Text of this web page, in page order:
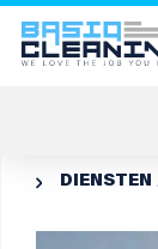
 DIENSTEN